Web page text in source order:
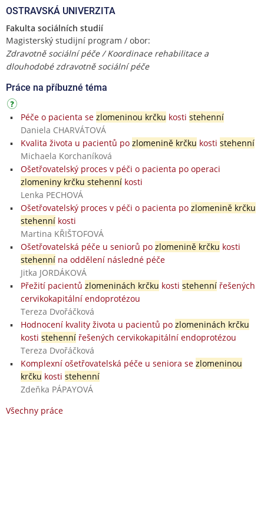
OSTRAVSKÁ UNIVERZITA
Fakulta sociálních studií
Magisterský studijní program / obor:
Zdravotně sociální péče / Koordinace rehabilitace a
dlouhodobé zdravotně sociální péče
Práce na příbuzné téma
Péče o pacienta se zlomeninou krčku kosti stehenní
Daniela CHARVÁTOVÁ
Kvalita života u pacientů po zlomenině krčku kosti stehenní
Michaela Korchaníková
Ošetřovatelský proces v péči o pacienta po operaci
zlomeniny krčku stehenníkosti
Lenka PECHOVÁ
Ošetřovatelský proces v péči o pacienta po zlomenině krčku
stehenníkosti
Martina KŘIŠTOFOVÁ
Ošetřovatelská péče u seniorů po zlomenině krčku kosti
stehennína oddělení následné péče
Jitka JORDÁKOVÁ
Přežití pacientů zlomeninách krčku kosti stehennířešených
cervikokapitální endoprotézou
Tereza Dvořáčková
Hodnocení kvality života u pacientů po zlomeninách krčku
kosti stehennířešených cervikokapitální endoprotézou
Tereza Dvořáčková
Komplexní ošetřovatelská péče u seniora se zlomeninou
krčku kosti stehenní
Zdeňka PÁPAYOVÁ
Všechny práce